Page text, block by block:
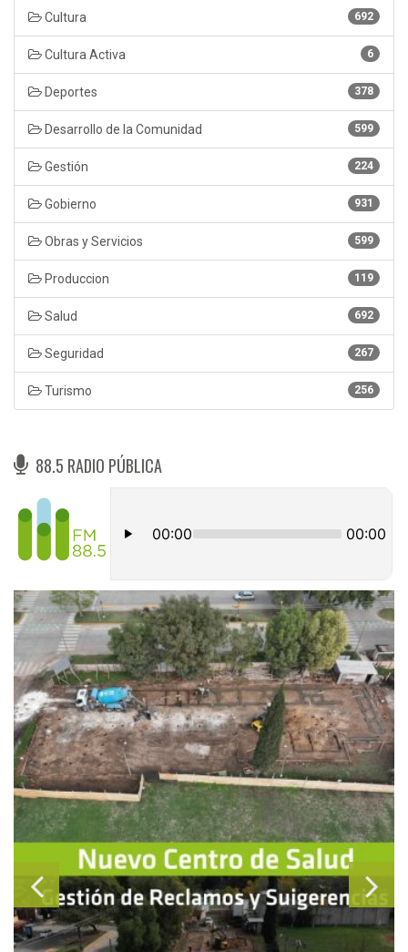
692
Cultura
6
Cultura Activa
378
Deportes
599
Desarrollo de la Comunidad
224
Gestión
931
Gobierno
599
Obras y Servicios
119
Produccion
692
Salud
267
Seguridad
256
Turismo
88.5 RADIO PÚBLICA